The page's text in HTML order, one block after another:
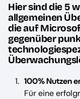
Hier sind die 5
allgemeinen
die auf
gegenüber
100% Nutzen
Für eine